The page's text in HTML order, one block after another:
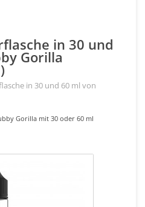
in 30 und
Gorilla
in 30 und 60 ml von
Gorilla mit 30 oder 60 ml